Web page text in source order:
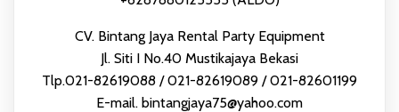
CV. Bintang Jaya Rental Party Equipment
Jl. Siti I No.40 Mustikajaya Bekasi
Tlp.021-82619088 / 021-82619089 / 021-82601199
E-mail. bintangjaya75@yahoo.com